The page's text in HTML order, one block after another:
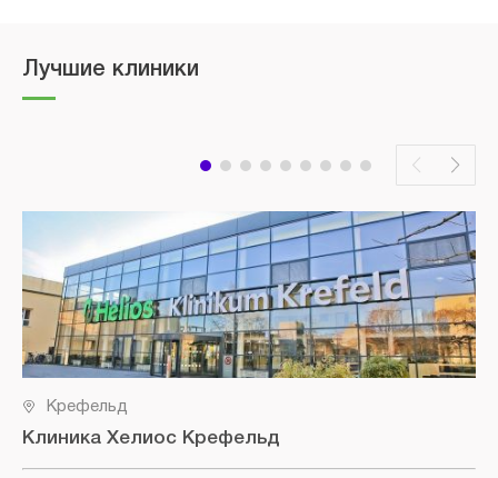
Лучшие клиники
Крефельд
Клиника Хелиос Крефельд